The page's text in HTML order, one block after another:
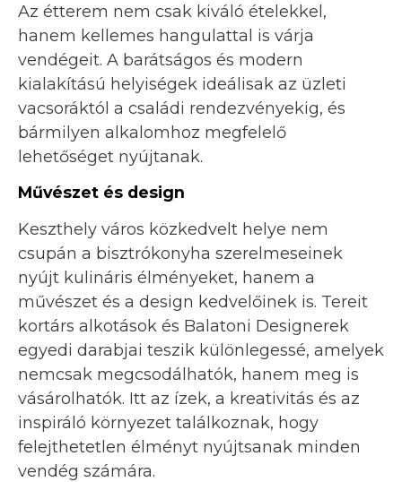
Az étterem nem csak kiváló ételekkel,
hanem kellemes hangulattal is várja
vendégeit. A barátságos és modern
kialakítású helyiségek ideálisak az üzleti
vacsoráktól a családi rendezvényekig, és
bármilyen alkalomhoz megfelelő
lehetőséget nyújtanak.
Művészet és design
Keszthely város közkedvelt helye nem
csupán a bisztrókonyha szerelmeseinek
nyújt kulináris élményeket, hanem a
művészet és a design kedvelőinek is. Tereit
kortárs alkotások és Balatoni Designerek
egyedi darabjai teszik különlegessé, amelyek
nemcsak megcsodálhatók, hanem meg is
vásárolhatók. Itt az ízek, a kreativitás és az
inspiráló környezet találkoznak, hogy
felejthetetlen élményt nyújtsanak minden
vendég számára.